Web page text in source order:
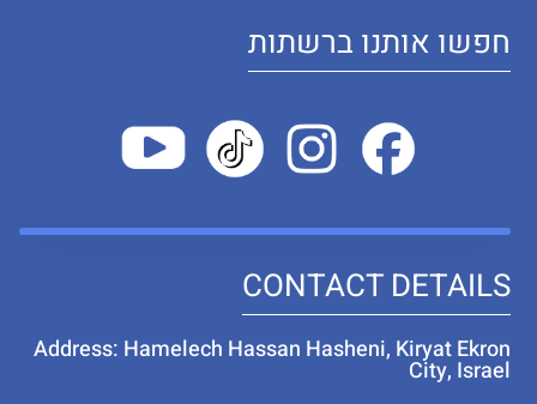
חפשו אותנו ברשתות
CONTACT DETAILS
Address: Hamelech Hassan Hasheni, Kiryat Ekron
City, Israel